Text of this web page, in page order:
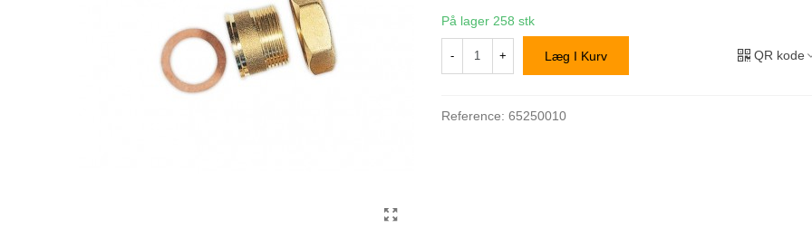
På lager 258 stk
- + Læg I Kurv QR kode
Reference: 65250010